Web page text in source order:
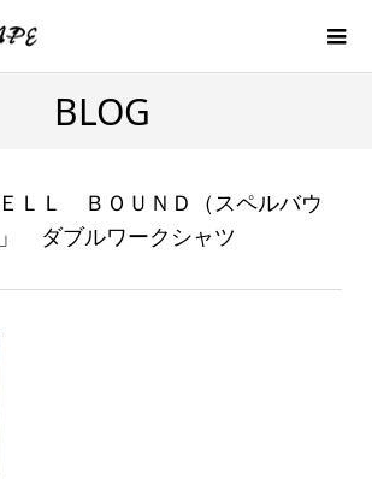
BLOG
ＥＬＬ ＢＯＵＮＤ（スペルバウ
ダブルワークシャツ